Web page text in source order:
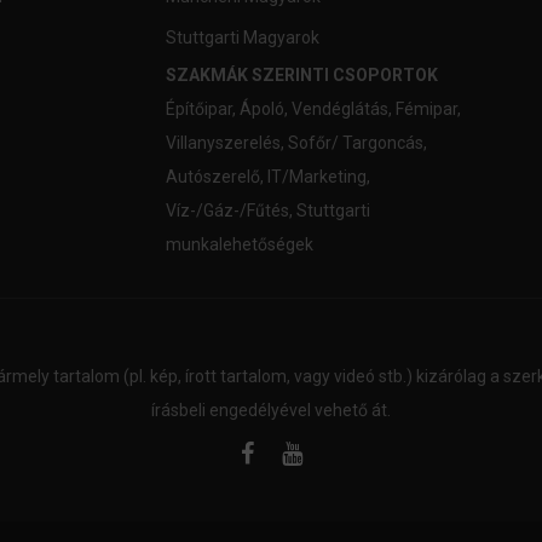
Stuttgarti Magyarok
SZAKMÁK SZERINTI CSOPORTOK
Építőipar, Ápoló, Vendéglátás, Fémipar,
Villanyszerelés, Sofőr/ Targoncás,
Autószerelő, IT/Marketing,
Víz-/Gáz-/Fűtés, Stuttgarti
munkalehetőségek
tartalom (pl. kép, írott tartalom, vagy videó stb.) kizárólag a
írásbeli engedélyével vehető át.